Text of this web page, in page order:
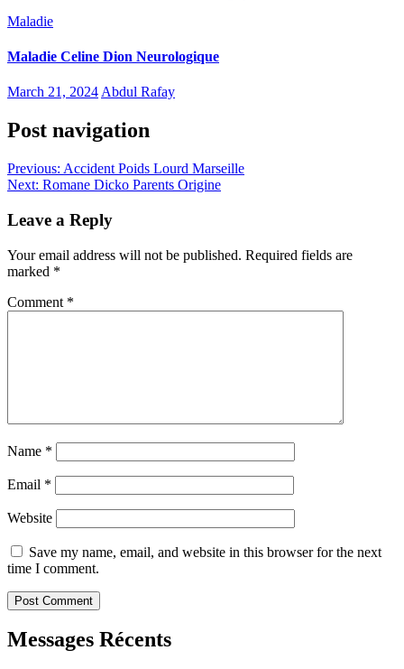
Maladie
Maladie Celine Dion Neurologique
March 21, 2024 Abdul Rafay
Post navigation
Previous: Accident Poids Lourd Marseille
Next: Romane Dicko Parents Origine
Leave a Reply
Your email address will not be published. Required fields are
marked *
Comment *
Name *
Email *
Website
Save my name, email, and website in this browser for the next
time I comment.
Messages Récents